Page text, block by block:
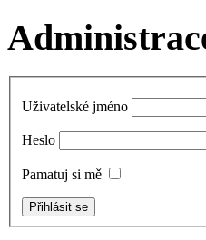
Uživatelské jméno
Heslo
Pamatuj si mě